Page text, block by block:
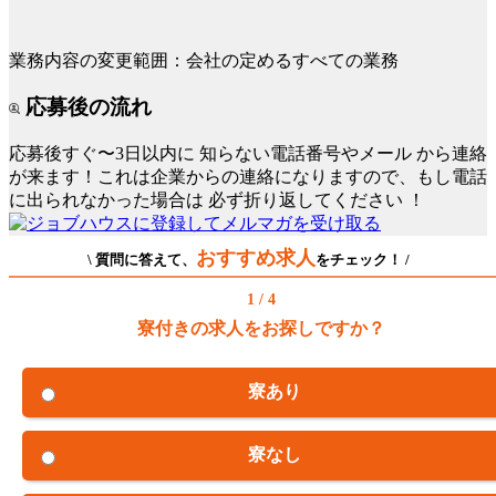
業務内容の変更範囲：会社の定めるすべての業務
応募後の流れ
応募後すぐ〜3日以内に 知らない電話番号やメール から連絡
が来ます！これは企業からの連絡になりますので、もし電話
に出られなかった場合は 必ず折り返してください ！
\ 質問に答えて、 おすすめ求人をチェック！ /
1 / 4
寮付きの求人をお探しですか？
寮あり
寮なし